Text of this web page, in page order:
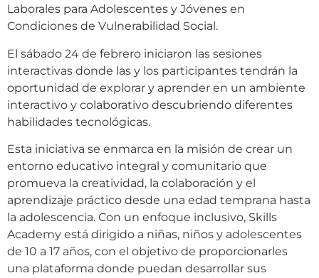
Laborales para Adolescentes y Jóvenes en
Condiciones de Vulnerabilidad Social.
El sábado 24 de febrero iniciaron las sesiones
interactivas donde las y los participantes tendrán la
oportunidad de explorar y aprender en un ambiente
interactivo y colaborativo descubriendo diferentes
habilidades tecnológicas.
Esta iniciativa se enmarca en la misión de crear un
entorno educativo integral y comunitario que
promueva la creatividad, la colaboración y el
aprendizaje práctico desde una edad temprana hasta
la adolescencia. Con un enfoque inclusivo, Skills
Academy está dirigido a niñas, niños y adolescentes
de 10 a 17 años, con el objetivo de proporcionarles
una plataforma donde puedan desarrollar sus